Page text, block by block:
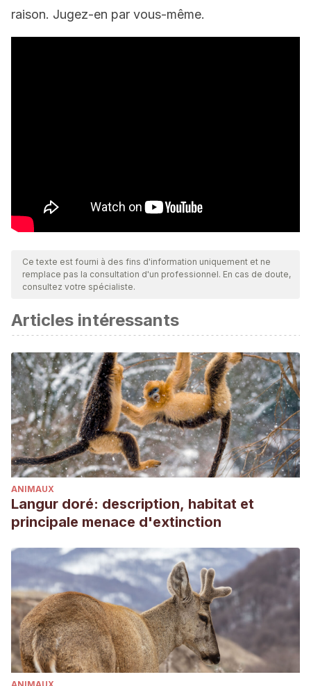
raison. Jugez-en par vous-même.
Ce texte est fourni à des fins d'information uniquement et ne
remplace pas la consultation d'un professionnel. En cas de doute,
consultez votre spécialiste.
Articles intéressants
ANIMAUX
Langur doré: description, habitat et
principale menace d'extinction